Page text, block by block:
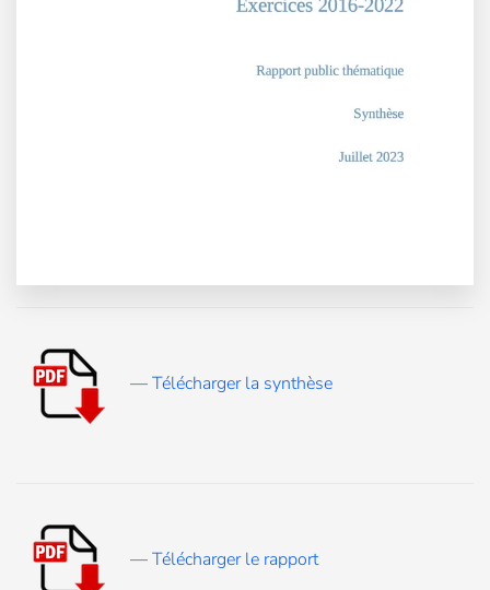
—Télécharger la synthèse
—Télécharger le rapport